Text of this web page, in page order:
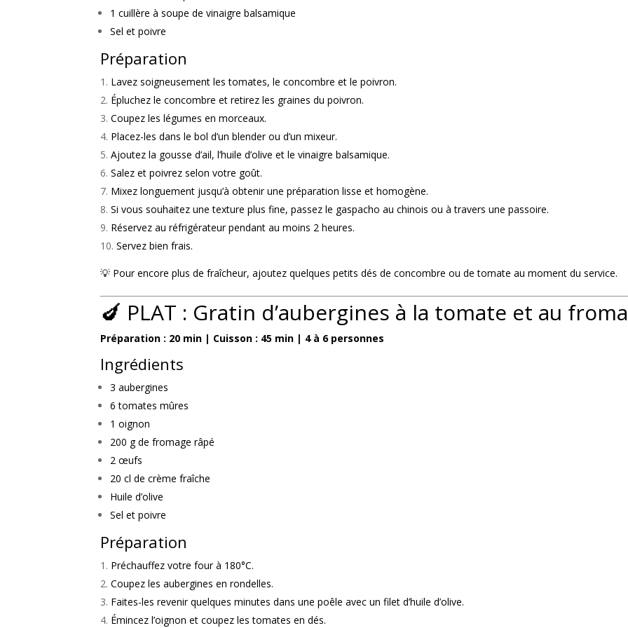
1 cuillère à soupe de vinaigre balsamique
Sel et poivre
Préparation
Lavez soigneusement les tomates, le concombre et le poivron.
Épluchez le concombre et retirez les graines du poivron.
Coupez les légumes en morceaux.
Placez-les dans le bol d’un blender ou d’un mixeur.
Ajoutez la gousse d’ail, l’huile d’olive et le vinaigre balsamique.
Salez et poivrez selon votre goût.
Mixez longuement jusqu’à obtenir une préparation lisse et homogène.
Si vous souhaitez une texture plus fine, passez le gaspacho au chinois ou à travers une passoire.
Réservez au réfrigérateur pendant au moins 2 heures.
Servez bien frais.
💡 Pour encore plus de fraîcheur, ajoutez quelques petits dés de concombre ou de tomate au moment du service.
🍆 PLAT : Gratin d’aubergines à la tomate et au
Préparation : 20 min | Cuisson : 45 min | 4 à 6 personnes
Ingrédients
3 aubergines
6 tomates mûres
1 oignon
200 g de fromage râpé
2 œufs
20 cl de crème fraîche
Huile d’olive
Sel et poivre
Préparation
Préchauffez votre four à 180°C.
Coupez les aubergines en rondelles.
Faites-les revenir quelques minutes dans une poêle avec un filet d’huile d’olive.
Émincez l’oignon et coupez les tomates en dés.